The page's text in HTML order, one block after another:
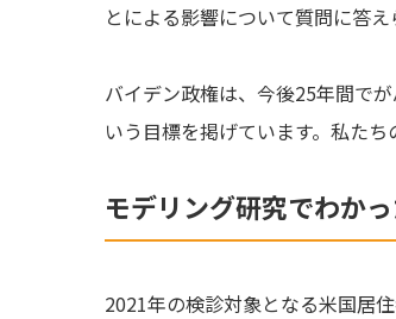
とによる影響について質問に答え
バイデン政権は、今後25年間で
いう目標を掲げています。私た
モデリング研究でわか
2021年の検診対象となる米国居